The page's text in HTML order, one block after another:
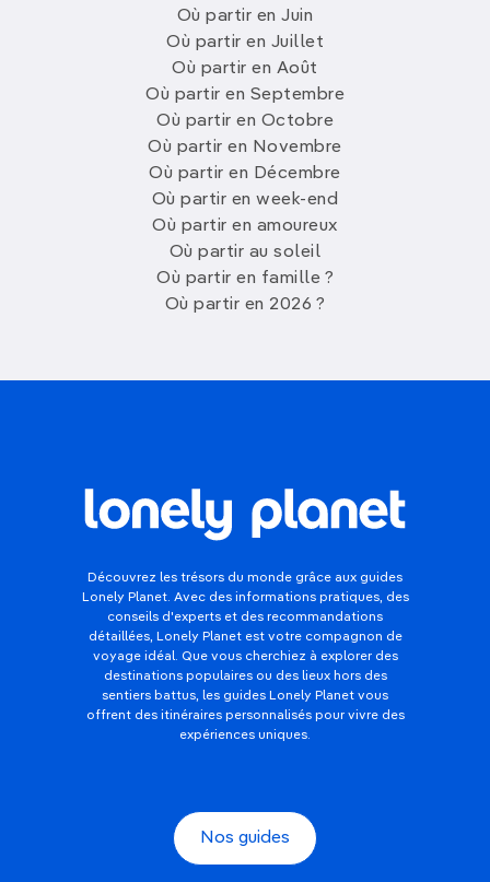
Où partir en Juin
Où partir en Juillet
Où partir en Août
Où partir en Septembre
Où partir en Octobre
Où partir en Novembre
Où partir en Décembre
Où partir en week-end
Où partir en amoureux
Où partir au soleil
Où partir en famille ?
Où partir en 2026 ?
Découvrez les trésors du monde grâce aux guides
Lonely Planet. Avec des informations pratiques, des
conseils d'experts et des recommandations
détaillées, Lonely Planet est votre compagnon de
voyage idéal. Que vous cherchiez à explorer des
destinations populaires ou des lieux hors des
sentiers battus, les guides Lonely Planet vous
offrent des itinéraires personnalisés pour vivre des
expériences uniques.
Nos guides